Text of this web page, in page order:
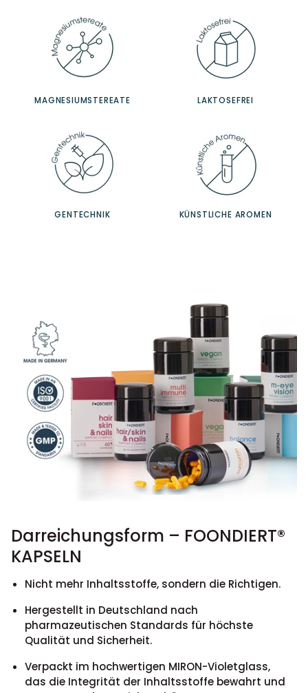
MAGNESIUMSTEREATE LAKTOSEFREI
GENTECHNIK KÜNSTLICHE AROMEN
Darreichungsform – FOONDIERT®
KAPSELN
Nicht mehr Inhaltsstoffe, sondern die Richtigen.
Hergestellt in Deutschland nach
pharmazeutischen Standards für höchste
Qualität und Sicherheit.
Verpackt im hochwertigen MIRON-Violetglass,
das die Integrität der Inhaltsstoffe bewahrt und